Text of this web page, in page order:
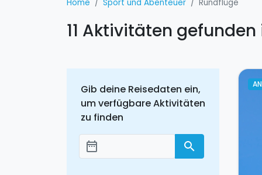
Home Sport und Abenteuer Rundflüge
11 Aktivitäten
Gib deine Reisedaten ein,
um verfügbare Aktivitäten
zu finden
Добавить даты
date_range search